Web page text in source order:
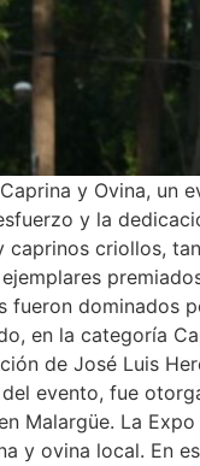
y Ovina, un
y la
caprinos criollos,
fueron dominados
en la categoría
de José Luis
evento, fue
Malargüe. La
y ovina local. En